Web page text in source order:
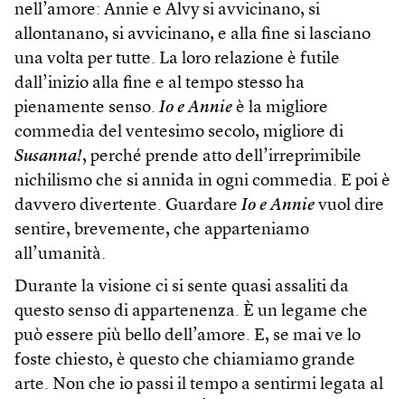
nell’amore: Annie e Alvy si avvicinano, si
allontanano, si avvicinano, e alla fine si lasciano
una volta per tutte. La loro relazione è futile
dall’inizio alla fine e al tempo stesso ha
pienamente senso. Io e Annie è la migliore
commedia del ventesimo secolo, migliore di
Susanna!, perché prende atto dell’irreprimibile
nichilismo che si annida in ogni commedia. E poi è
davvero divertente. Guardare Io e Annie vuol dire
sentire, brevemente, che apparteniamo
all’umanità.
Durante la visione ci si sente quasi assaliti da
questo senso di appartenenza. È un legame che
può essere più bello dell’amore. E, se mai ve lo
foste chiesto, è questo che chiamiamo grande
arte. Non che io passi il tempo a sentirmi legata al